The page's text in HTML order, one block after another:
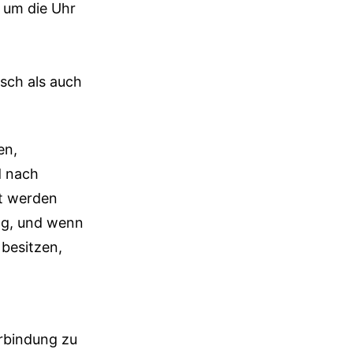
die Uhr
als auch
nach
werden
und wenn
zu